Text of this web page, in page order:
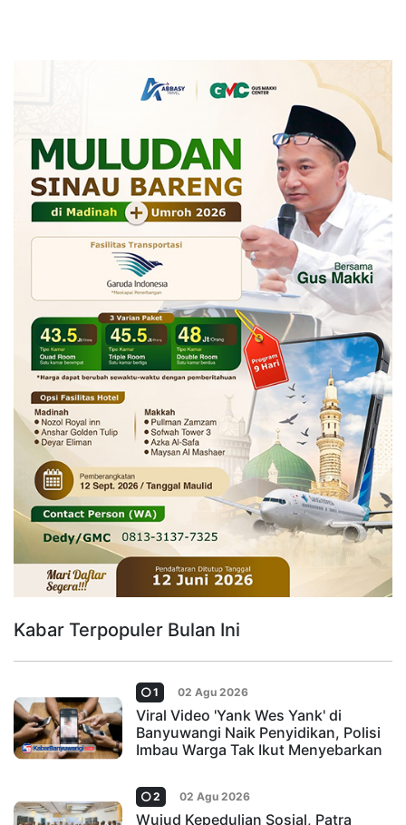
Kabar Terpopuler Bulan Ini
1 02 Agu 2026
Viral Video 'Yank Wes Yank' di
Banyuwangi Naik Penyidikan, Polisi
Imbau Warga Tak Ikut Menyebarkan
2 02 Agu 2026
Wujud Kepedulian Sosial, Patra